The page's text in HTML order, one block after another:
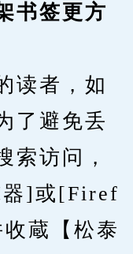
书签更方
者，如
了避免丢
索访问，
器]或[Firef
蔵【松泰